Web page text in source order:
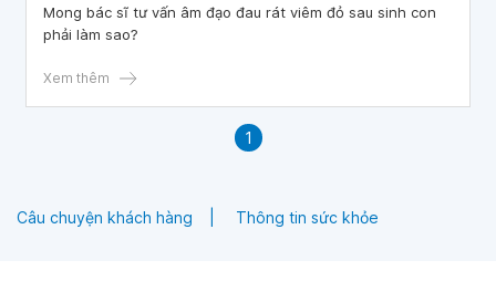
Mong bác sĩ tư vấn âm đạo đau rát viêm đỏ sau sinh con
phải làm sao?
Xem thêm
1
Câu chuyện khách hàng Thông tin sức khỏe